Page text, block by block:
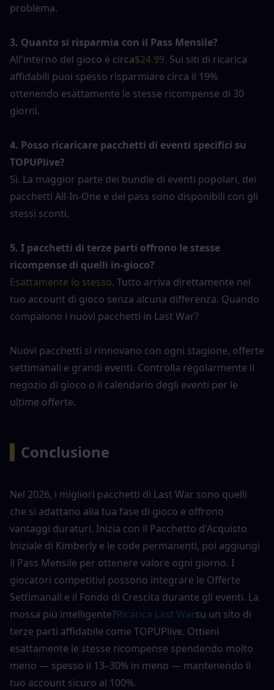
problema.
3. Quanto si risparmia con il Pass Mensile?
All'interno del gioco è circa$24.99. Sui siti di ricarica
affidabili puoi spesso risparmiare circa il 19%
ottenendo esattamente le stesse ricompense di 30
giorni.
4. Posso ricaricare pacchetti di eventi specifici su
TOPUPlive?
Sì. La maggior parte dei bundle di eventi popolari, dei
pacchetti All-In-One e dei pass sono disponibili con gli
stessi sconti.
5. I pacchetti di terze parti offrono le stesse
ricompense di quelli in-gioco?
Esattamente lo stesso. Tutto arriva direttamente nel
tuo account di gioco senza alcuna differenza. Quando
compaiono i nuovi pacchetti in Last War?
Nuovi pacchetti si rinnovano con ogni stagione, offerte
settimanali e grandi eventi. Controlla regolarmente il
negozio di gioco o il calendario degli eventi per le
ultime offerte.
Conclusione
Nel 2026, i migliori pacchetti di Last War sono quelli
che si adattano alla tua fase di gioco e offrono
vantaggi duraturi. Inizia con il Pacchetto d'Acquisto
Iniziale di Kimberly e le code permanenti, poi aggiungi
il Pass Mensile per ottenere valore ogni giorno. I
giocatori competitivi possono integrare le Offerte
Settimanali e il Fondo di Crescita durante gli eventi. La
mossa più intelligente?Ricarica Last Warsu un sito di
terze parti affidabile come TOPUPlive. Ottieni
esattamente le stesse ricompense spendendo molto
meno — spesso il 13–30% in meno — mantenendo il
tuo account sicuro al 100%.